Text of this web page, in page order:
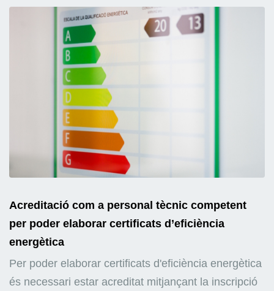
Acreditació com a personal tècnic competent
per poder elaborar certificats d’eficiència
energètica
Per poder elaborar certificats d'eficiència energètica
és necessari estar acreditat mitjançant la inscripció